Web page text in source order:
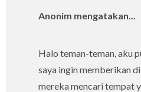
Anonim mengatakan...
Halo teman-teman, aku
saya ingin memberikan
mereka mencari tempat